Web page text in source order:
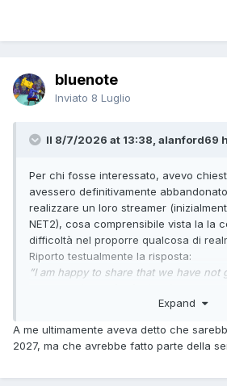
bluenote
Inviato 8 Luglio
Il 8/7/2026 at 13:38, alanford69
Per chi fosse interessato, avevo
avessero definitivamente
realizzare un loro streamer
NET2), cosa comprensibile vista la la
difficoltà nel proporre qualcosa di
Riporto testualmente la risposta:
”I am happy to share that we have not
that it is taking longer than we
the time it needs.
Expand
A me ultimamente aveva detto che
2027, ma che avrebbe fatto parte della